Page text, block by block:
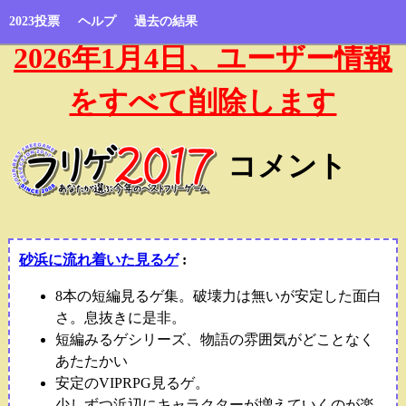
2023投票 ヘルプ 過去の結果
2026年1月4日、ユーザー情報
をすべて削除します
コメント
砂浜に流れ着いた見るゲ:
8本の短編見るゲ集。破壊力は無いが安定した面白
さ。息抜きに是非。
短編みるゲシリーズ、物語の雰囲気がどことなく
あたたかい
安定のVIPRPG見るゲ。